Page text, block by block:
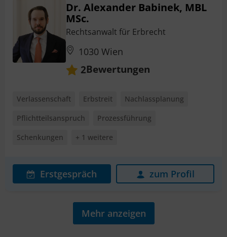
Dr. Alexander Babinek, MBL
MSc.
Rechtsanwalt für Erbrecht
1030 Wien
2Bewertungen
Verlassenschaft Erbstreit
Nachlassplanung
Pflichtteilsanspruch
Prozessführung
Schenkungen
+ 1 weitere
Erstgespräch zum Profil
Mehr anzeigen